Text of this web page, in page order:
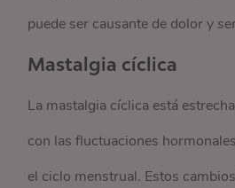
puede ser causante de dolor y
Mastalgia cíclica
La mastalgia cíclica está
con las fluctuaciones
el ciclo menstrual. Estos